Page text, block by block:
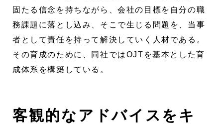
固たる信念を持ちながら、会社の目標を自分の職
務課題に落とし込み、そこで生じる問題を、当事
者として責任を持って解決していく人材である。
その育成のために、同社ではOJTを基本とした育
成体系を構築している。
客観的なアドバイスをキ